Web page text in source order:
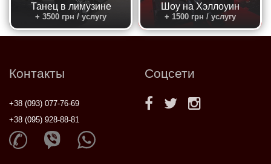
Танец в лимузине
+ 3500 грн / услугу
Шоу на Хэллоуин
+ 1500 грн / услугу
Контакты
+38 (093) 077-76-69
+38 (095) 928-88-81
Соцсети